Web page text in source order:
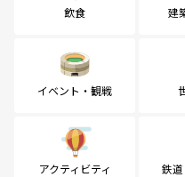
飲食 建
イベント・観戦
アクティビティ 鉄